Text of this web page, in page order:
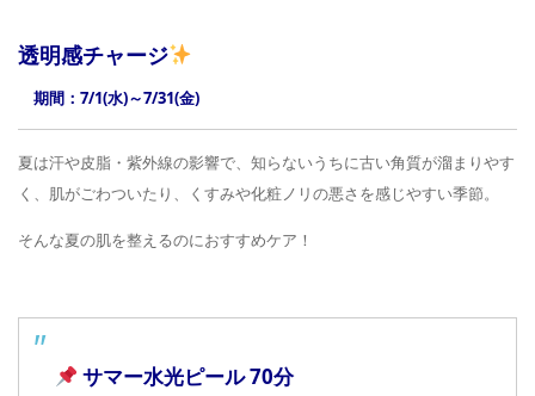
透明感チャージ
期間：7/1(水)～7/31(金)
夏は汗や皮脂・紫外線の影響で、知らないうちに古い角質が溜まりやす
く、肌がごわついたり、くすみや化粧ノリの悪さを感じやすい季節。
そんな夏の肌を整えるのにおすすめケア！
サマー水光ピール 70分